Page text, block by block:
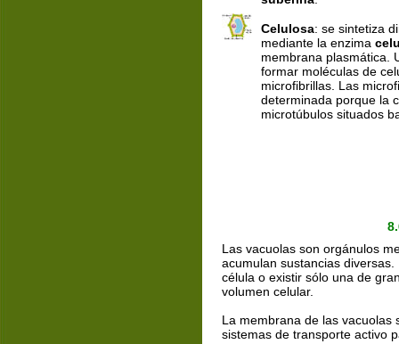
Celulosa: se sintetiza
mediante la enzima
membrana plasmática.
formar moléculas de
microfibrillas. Las
determinada porque la
microtúbulos situados
Las vacuolas son orgánulos
acumulan sustancias
célula o existir sólo una de
volumen celular.
La membrana de las vacuolas
sistemas de transporte activo